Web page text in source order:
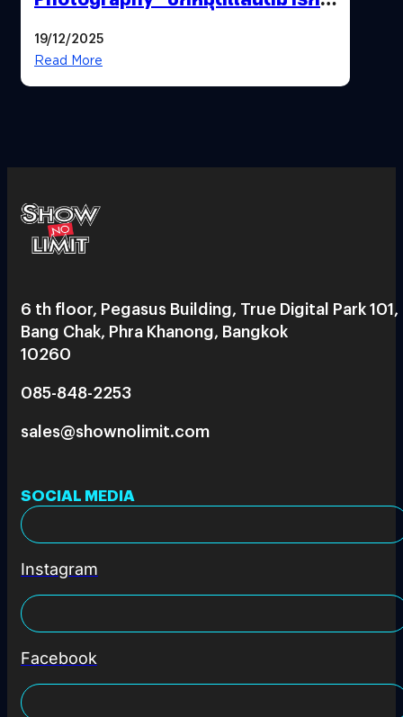
19/12/2025
Read More
6 th floor, Pegasus Building, True Digital Park 101,
Bang Chak, Phra Khanong, Bangkok
10260
085-848-2253
sales@shownolimit.com
SOCIAL MEDIA
Instagram
Facebook